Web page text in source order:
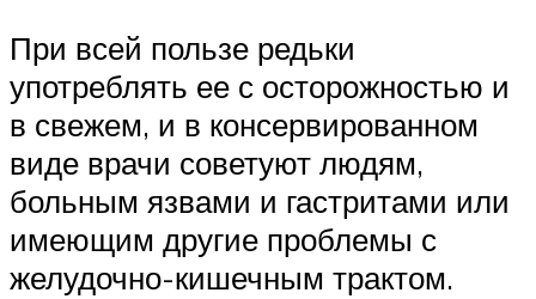
При всей пользе редьки
употреблять ее с осторожностью и
в свежем, и в консервированном
виде врачи советуют людям,
больным язвами и гастритами или
имеющим другие проблемы с
желудочно-кишечным трактом.